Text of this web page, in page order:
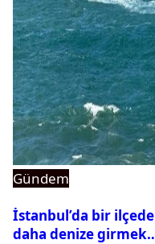
Gündem
İstanbul’da bir ilçede
daha denize girmek